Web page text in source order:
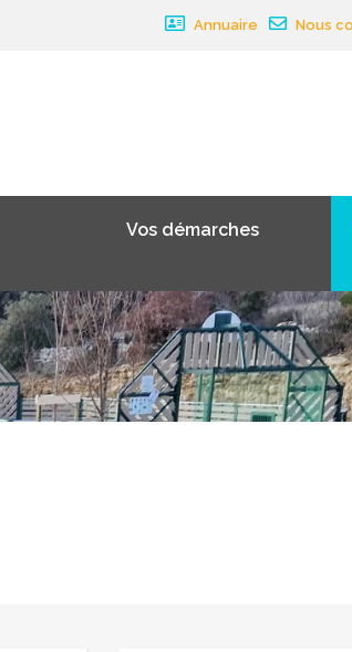
Annuaire Nous
Vos démarches